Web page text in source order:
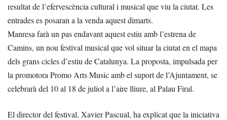
resultat de l’efervescència cultural i musical que viu la ciutat. Les
entrades es posaran a la venda aquest dimarts.
Manresa farà un pas endavant aquest estiu amb l’estrena de
Camins, un nou festival musical que vol situar la ciutat en el mapa
dels grans cicles d’estiu de Catalunya. La proposta, impulsada per
la promotora Promo Arts Music amb el suport de l’Ajuntament, se
celebrarà del 10 al 18 de juliol a l’aire lliure, al Palau Firal.
El director del festival, Xavier Pascual, ha explicat que la iniciativa